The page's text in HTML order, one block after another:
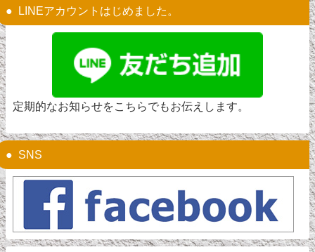
LINEアカウントはじめました。
定期的なお知らせをこちらでもお伝えします。
SNS